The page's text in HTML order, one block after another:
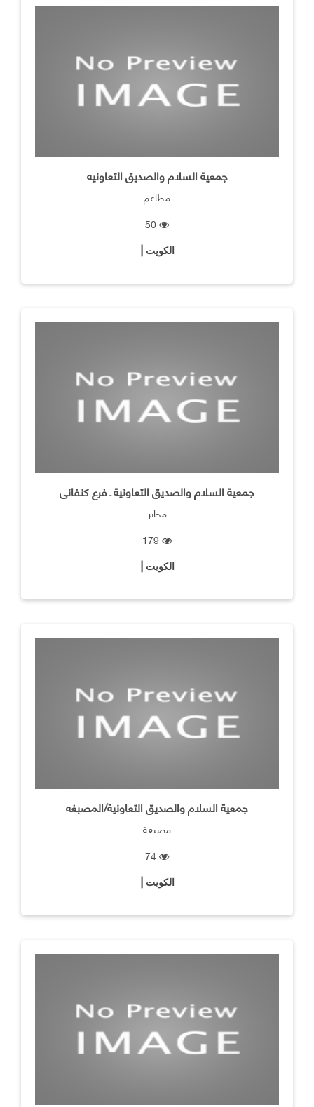
جمعية السلام والصديق التعاونيه
مطاعم
الكويت |
جمعية السلام والصديق التعاونية ـ فرع كنفانى
مخابز
الكويت |
جمعية السلام والصديق التعاونية/المصبغه
مصبغة
الكويت |